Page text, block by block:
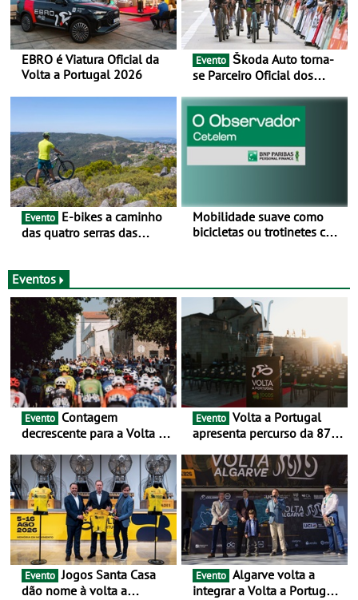
EBRO é Viatura Oficial da
Volta a Portugal 2026
Evento
se Parceiro Oficial dos
BTT e Gravel da UCI - Para
os anos de 2025 e 2026
Evento
das quatro serras das
e 10 de Junho
Mobilidade suave como
bicicletas ou trotinetes com
usam os automóveis
exclusivamente em áreas
urbanas
Eventos
Evento
decrescente para a Volta a
as 17 equipas de 2026
Evento
apresenta percurso da 87.ª
novo ciclo rumo ao
centenário
Evento Jogos Santa Casa
dão nome à volta a
Evento
integrar a Volta a Portugal